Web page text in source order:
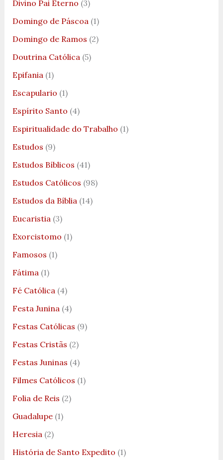
Divino Pai Eterno (3)
Domingo de Páscoa(1)
Domingo de Ramos (2)
Doutrina Católica(5)
Epifania(1)
Escapulario (1)
Espírito Santo (4)
Espiritualidade do Trabalho (1)
Estudos (9)
Estudos Bíblicos (41)
Estudos Católicos (98)
Estudos da Bíblia(14)
Eucaristia(3)
Exorcistomo (1)
Famosos (1)
Fátima(1)
Fé Católica(4)
Festa Junina(4)
Festas Católicas (9)
Festas Cristãs (2)
Festas Juninas (4)
Filmes Católicos (1)
Folia de Reis (2)
Guadalupe(1)
Heresia(2)
História de Santo Expedito (1)